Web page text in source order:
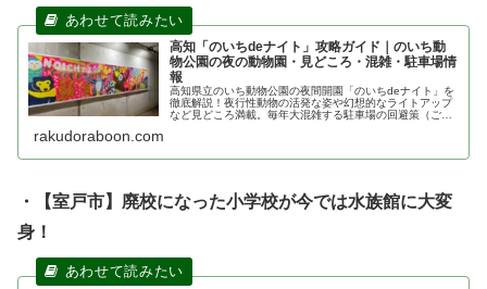
高知「のいちdeナイト」攻略ガイド｜のいち動
物公園の夜の動物園・見どころ・混雑・駐車場情
報
高知県立のいち動物公園の夜間開園「のいちdeナイト」を
徹底解説！夜行性動物の活発な姿や幻想的なライトアップ
など見どころ満載。毎年大混雑する駐車場の回避策（ごめ
rakudoraboon.com
・【室戸市】廃校になった小学校が今では水族館に大変
身！